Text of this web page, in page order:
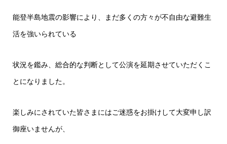
能登半島地震の影響により、まだ多くの方々が不自由な避難生
活を強いられている
状況を鑑み、総合的な判断として公演を延期させていただくこ
とになりました。
楽しみにされていた皆さまにはご迷惑をお掛けして大変申し訳
御座いませんが、